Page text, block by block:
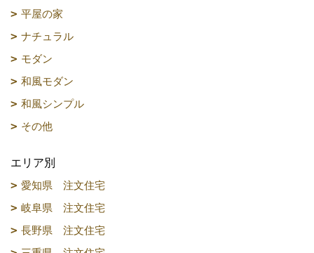
平屋の家
ナチュラル
モダン
和風モダン
和風シンプル
その他
エリア別
愛知県 注文住宅
岐阜県 注文住宅
長野県 注文住宅